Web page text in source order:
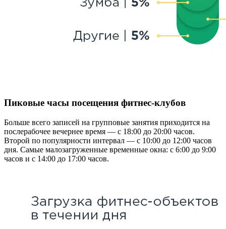
Пиковые часы посещения фитнес-клубов
Больше всего записей на групповые занятия приходится на
послерабочее вечернее время — с 18:00 до 20:00 часов.
Второй по популярности интервал — с 10:00 до 12:00 часов
дня. Самые малозагруженные временные окна: с 6:00 до 9:00
часов и с 14:00 до 17:00 часов.